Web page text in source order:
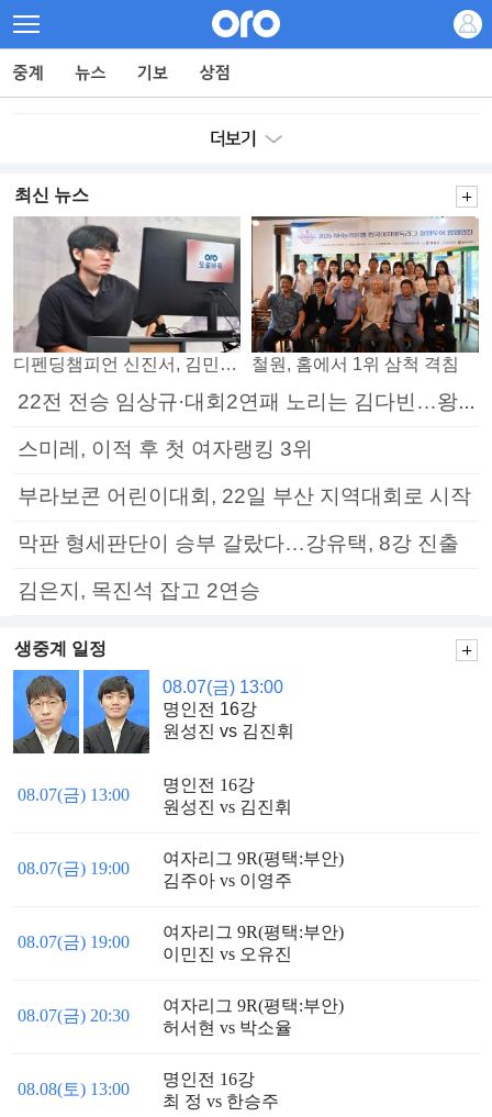
최신 뉴스
디펜딩챔피언 신진서, 김민석 꺾고 8강으로 철원, 홈에서 1위 삼척 격침
22전 전승 임상규·대회2연패 노리는 김다빈…왕중왕전 16강 7일부터
스미레, 이적 후 첫 여자랭킹 3위
부라보콘 어린이대회, 22일 부산 지역대회로 시작
막판 형세판단이 승부 갈랐다…강유택, 8강 진출
김은지, 목진석 잡고 2연승
생중계 일정
08.07(금) 13:00
명인전 16강
원성진 vs 김진휘
08.07(금) 13:00
명인전 16강
원성진 vs 김진휘
08.07(금) 19:00
여자리그 9R(평택:부안)
김주아 vs 이영주
08.07(금) 19:00
여자리그 9R(평택:부안)
이민진 vs 오유진
08.07(금) 20:30
여자리그 9R(평택:부안)
허서현 vs 박소율
08.08(토) 13:00
명인전 16강
최 정 vs 한승주